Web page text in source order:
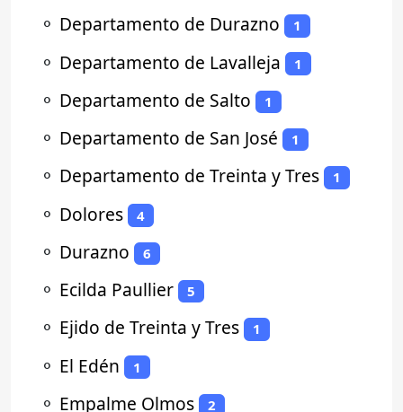
⚬ Departamento de Durazno 1
⚬ Departamento de Lavalleja 1
⚬ Departamento de Salto 1
⚬ Departamento de San José 1
⚬ Departamento de Treinta y Tres 1
⚬ Dolores 4
⚬ Durazno 6
⚬ Ecilda Paullier 5
⚬ Ejido de Treinta y Tres 1
⚬ El Edén 1
⚬ Empalme Olmos 2